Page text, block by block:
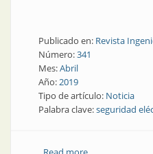
Publicado en: Revista
Número:341
Mes:Abril
Año:2019
Tipo de artículo: Noticia
Palabra clave:seguridad